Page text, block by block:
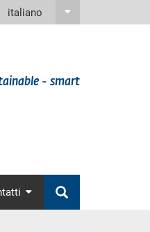
italiano
- smart